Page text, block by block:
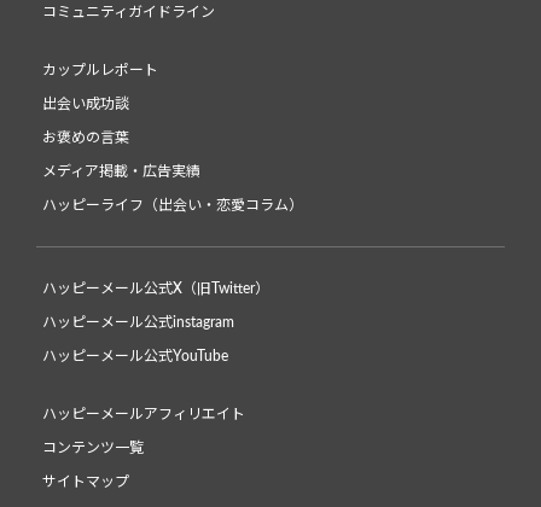
コミュニティガイドライン
カップルレポート
出会い成功談
お褒めの言葉
メディア掲載・広告実績
ハッピーライフ（出会い・恋愛コラム）
ハッピーメール公式X（旧Twitter）
ハッピーメール公式instagram
ハッピーメール公式YouTube
ハッピーメールアフィリエイト
コンテンツ一覧
サイトマップ